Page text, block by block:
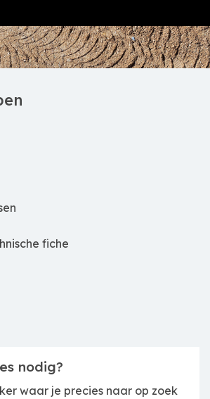
fiche
nodig?
waar je precies naar op zoek